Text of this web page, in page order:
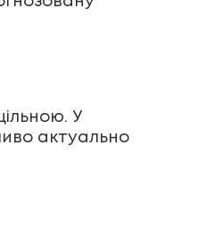
У
актуально